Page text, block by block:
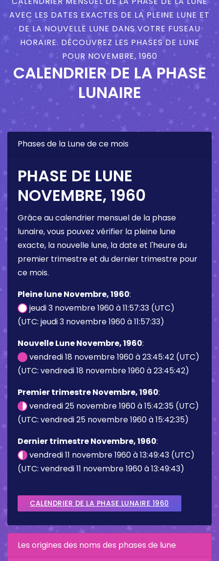
AVEC LES DATES EXACTES DE LA PLEINE LUNE ET
DE LA NOUVELLE LUNE DANS VOTRE FUSEAU
HORAIRE. DÉCOUVREZ LES PHASES DE LUNE
POUR NOVEMBRE, 1960
CALENDRIER DE LA PHASE
LUNAIRE
Phases de la Lune de ce mois
PHASE DE LUNE
NOVEMBRE, 1960
Grâce au calendrier mensuel de la phase
lunaire, vous pouvez vérifier la pleine lune
exacte, la nouvelle lune, la date et l'heure du
premier trimestre et du dernier trimestre pour
ce mois.
Pleine lune Novembre, 1960:
jeudi 3 novembre 1960 à 11:57:33 (UTC)
(UTC: jeudi 3 novembre 1960 à 11:57:33)
Nouvelle Lune Novembre, 1960:
vendredi 18 novembre 1960 à 23:45:42 (UTC)
(UTC: vendredi 18 novembre 1960 à 23:45:42)
Premier trimestre Novembre, 1960:
vendredi 25 novembre 1960 à 15:42:35 (UTC)
(UTC: vendredi 25 novembre 1960 à 15:42:35)
Dernier trimestre Novembre, 1960:
vendredi 11 novembre 1960 à 13:49:43 (UTC)
(UTC: vendredi 11 novembre 1960 à 13:49:43)
CALENDRIER DE LA PHASE LUNAIRE 1960
Les origines des noms des phases de lune